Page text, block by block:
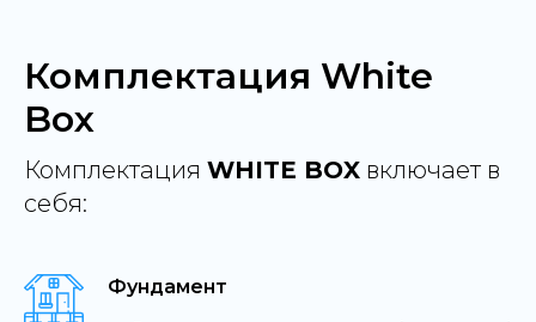
Комплектация White
Box
Комплектация WHITE BOX включает в
себя:
Фундамент